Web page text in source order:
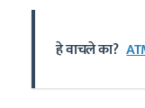
हे वाचले का?